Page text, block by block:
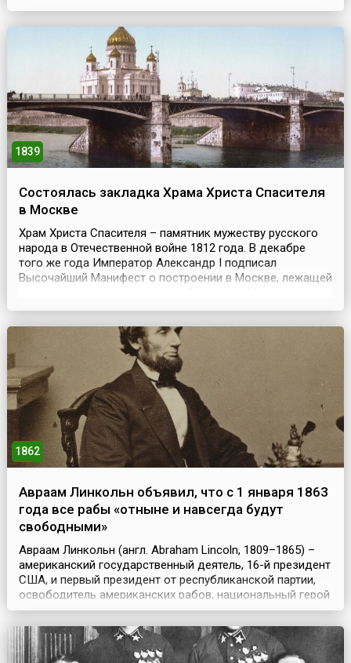
войсками под руководством принца Кобургского и
численностью в 100 тысяч человек под
предводительством ...
1839
Состоялась закладка Храма Христа Спасителя
в Москве
Храм Христа Спасителя – памятник мужеству русского
народа в Отечественной войне 1812 года. В декабре
того же года Император Александр I подписал
Высочайший Манифест о построении в Москве, лежащей
строительства воскрешала древнюю традицию обетных
дарованную победу и в вечное поминовение о
1862
Aвраам Линкольн объявил, что с 1 января 1863
года все рабы «отныне и навсегда будут
свободными»
Авраам Линкольн (англ. Abraham Lincoln, 1809–1865) –
американский государственный деятель, 16-й президент
США, и первый президент от республиканской партии,
освободитель американских рабов, национальный герой
американского народа. Линкольн выступал против
расширения рабства на новые территории, и стал одним
из инициаторов создания Республиканской партии, от
которой и был избран в президенты страны...